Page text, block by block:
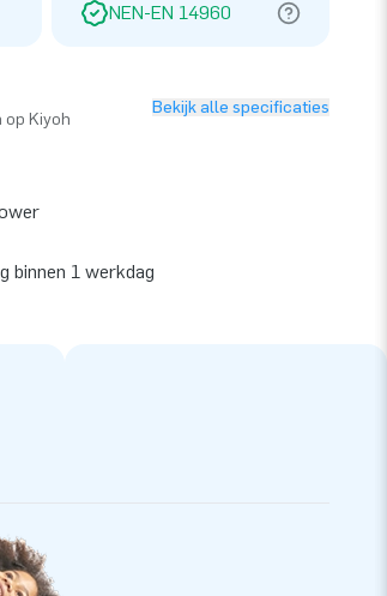
NEN-EN 14960
Kiyoh
Bekijk alle specificaties
binnen 1 werkdag